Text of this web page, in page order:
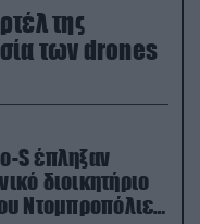
της
των drones
S έπληξαν
διοικητήριο
Ντομπροπόλιε